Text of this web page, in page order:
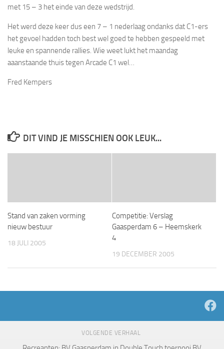
met 15 – 3 het einde van deze wedstrijd.
Het werd deze keer dus een 7 – 1 nederlaag ondanks dat C1-ers
het gevoel hadden toch best wel goed te hebben gespeeld met
leuke en spannende rallies. Wie weet lukt het maandag
aaanstaande thuis tegen Arcade C1 wel…
Fred Kempers
DIT VIND JE MISSCHIEN OOK LEUK...
Stand van zaken vorming
nieuw bestuur
18 JULI 2005
Competitie: Verslag
Gaasperdam 6 – Heemskerk
4
19 DECEMBER 2005
VOLGENDE VERHAAL